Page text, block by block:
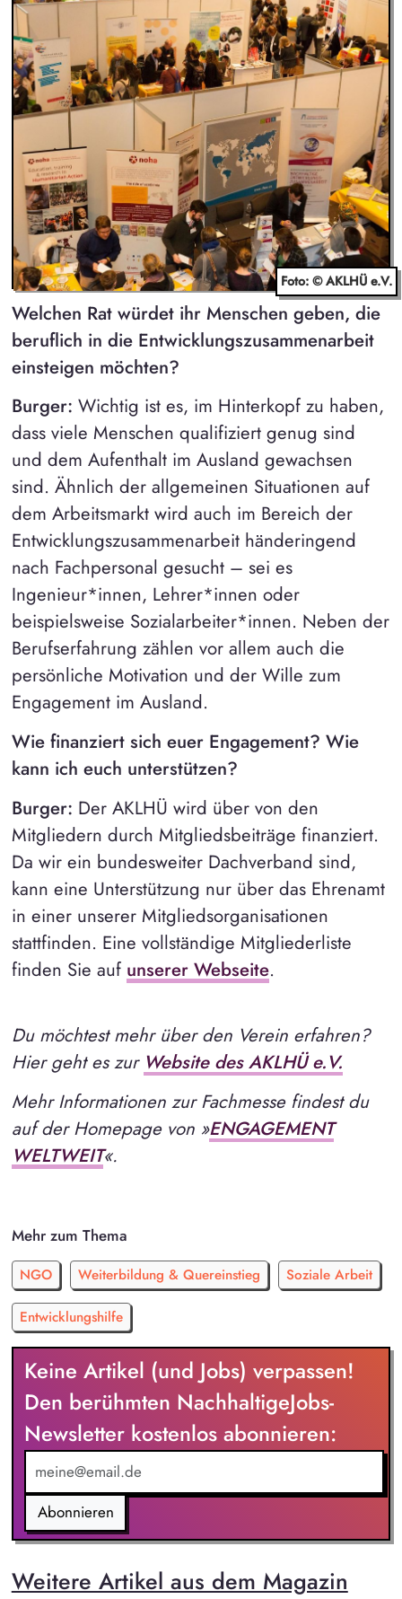
Foto: © AKLHÜ e.V.
Welchen Rat würdet ihr Menschen geben, die
beruflich in die Entwicklungszusammenarbeit
einsteigen möchten?
Burger: Wichtig ist es, im Hinterkopf zu haben,
dass viele Menschen qualifiziert genug sind
und dem Aufenthalt im Ausland gewachsen
sind. Ähnlich der allgemeinen Situationen auf
dem Arbeitsmarkt wird auch im Bereich der
Entwicklungszusammenarbeit händeringend
nach Fachpersonal gesucht – sei es
Ingenieur*innen, Lehrer*innen oder
beispielsweise Sozialarbeiter*innen. Neben der
Berufserfahrung zählen vor allem auch die
persönliche Motivation und der Wille zum
Engagement im Ausland.
Wie finanziert sich euer Engagement? Wie
kann ich euch unterstützen?
Burger: Der AKLHÜ wird über von den
Mitgliedern durch Mitgliedsbeiträge finanziert.
Da wir ein bundesweiter Dachverband sind,
kann eine Unterstützung nur über das Ehrenamt
in einer unserer Mitgliedsorganisationen
stattfinden. Eine vollständige Mitgliederliste
finden Sie auf unserer Webseite.
Du möchtest mehr über den Verein erfahren?
Hier geht es zur Website des AKLHÜ e.V.
Mehr Informationen zur Fachmesse findest du
auf der Homepage von »ENGAGEMENT
WELTWEIT«.
Mehr zum Thema
NGO Weiterbildung & Quereinstieg Soziale Arbeit
Entwicklungshilfe
Keine Artikel (und Jobs) verpassen!
Den berühmten NachhaltigeJobs-
Newsletter kostenlos abonnieren:
Abonnieren
Weitere Artikel aus dem Magazin